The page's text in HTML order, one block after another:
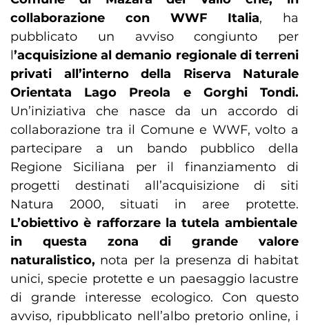
collaborazione con WWF Italia, ha
pubblicato un avviso congiunto per
l’acquisizione al demanio regionale di terreni
privati all’interno della Riserva Naturale
Orientata Lago Preola e Gorghi Tondi.
Un’iniziativa che nasce da un accordo di
collaborazione tra il Comune e WWF, volto a
partecipare a un bando pubblico della
Regione Siciliana per il finanziamento di
progetti destinati all’acquisizione di siti
Natura 2000, situati in aree protette.
L’obiettivo è rafforzare la tutela ambientale
in questa zona di grande valore
naturalistico, nota per la presenza di habitat
unici, specie protette e un paesaggio lacustre
di grande interesse ecologico. Con questo
avviso, ripubblicato nell’albo pretorio online, i